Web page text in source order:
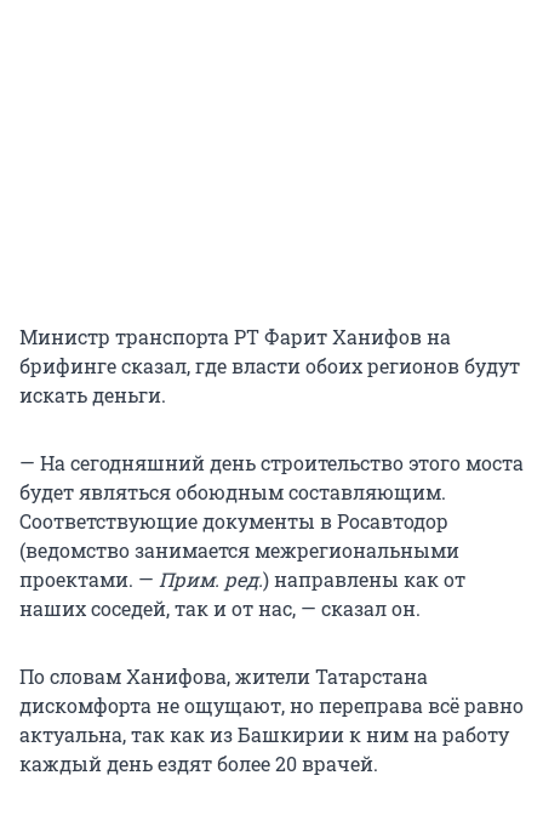
Министр транспорта РТ Фарит Ханифов на
брифинге сказал, где власти обоих регионов будут
искать деньги.
— На сегодняшний день строительство этого моста
будет являться обоюдным составляющим.
Соответствующие документы в Росавтодор
(ведомство занимается межрегиональными
проектами. — Прим. ред.) направлены как от
наших соседей, так и от нас, — сказал он.
По словам Ханифова, жители Татарстана
дискомфорта не ощущают, но переправа всё равно
актуальна, так как из Башкирии к ним на работу
каждый день ездят более 20 врачей.